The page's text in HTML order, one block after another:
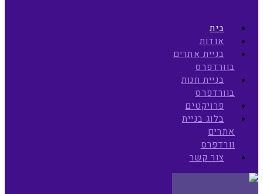
בית
אודות
בניית אתרים
בוורדפרס
בניית חנות
בוורדפרס
פרויקטים
בלוג בניית
אתרים
וורדפרס
צור קשר